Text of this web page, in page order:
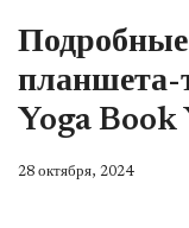
планшета-
Yoga
28 октября, 2024